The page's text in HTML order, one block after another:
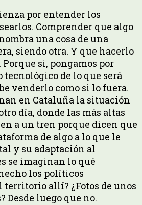
por entender los
Comprender que algo
una cosa de una
siendo otra. Y que hacerlo
si, pongamos por
tecnológico de lo que será
venderlo como si lo fuera.
en Cataluña la situación
día, donde las más altas
a un tren porque dicen que
de algo a lo que le
y su adaptación al
se imaginan lo qué
los políticos
territorio allí? ¿Fotos de unos
Desde luego que no.